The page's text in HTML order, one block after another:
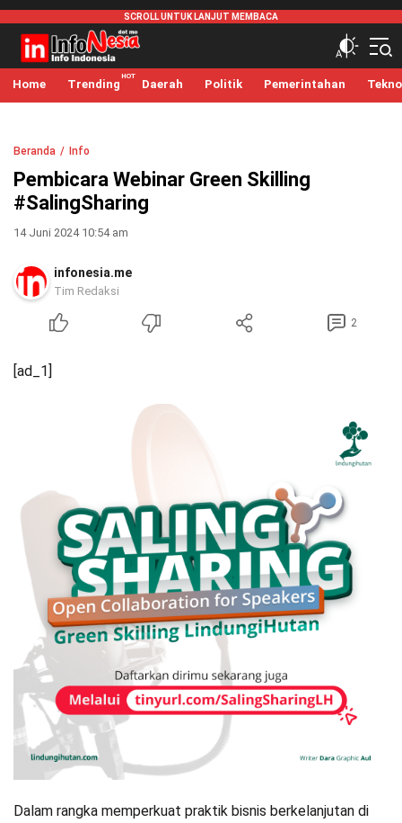
infonesia.me
Info Indonesia
Home Trending Daerah Politik Pemerintahan Tekno
Beranda Info
Pembicara Webinar Green Skilling
#SalingSharing
14 Juni 2024 10:54 am
infonesia.me
Tim Redaksi
2
[ad_1]
Dalam rangka memperkuat praktik bisnis berkelanjutan di